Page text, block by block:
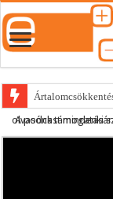
E-cigi használati
A podcast mindenki számára elérhető, de ehhez szükség van minél több olvasónk